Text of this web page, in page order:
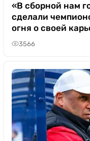
«В сборной нам
сделали
огня о своей
3566